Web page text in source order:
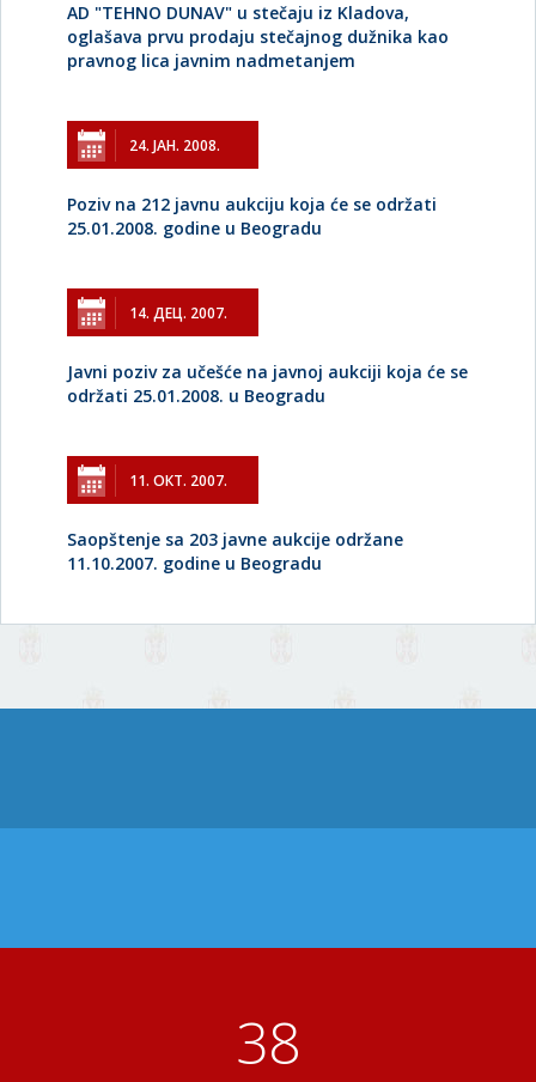
AD "TEHNO DUNAV" u stečaju iz Kladova,
oglašava prvu prodaju stečajnog dužnika kao
pravnog lica javnim nadmetanjem
24. ЈАН. 2008.
Poziv na 212 javnu aukciju koja će se održati
25.01.2008. godine u Beogradu
14. ДЕЦ. 2007.
Javni poziv za učešće na javnoj aukciji koja će se
održati 25.01.2008. u Beogradu
11. ОКТ. 2007.
Saopštenje sa 203 javne aukcije održane
11.10.2007. godine u Beogradu
41